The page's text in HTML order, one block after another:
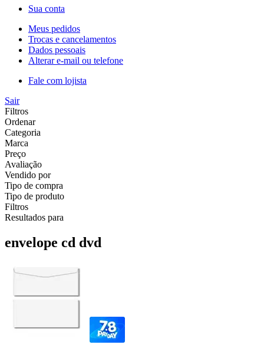
Sua conta
Meus pedidos
Trocas e cancelamentos
Dados pessoais
Alterar e-mail ou telefone
Fale com lojista
Sair
Filtros
Ordenar
Categoria
Marca
Preço
Avaliação
Vendido por
Tipo de compra
Tipo de produto
Filtros
Resultados para
envelope cd dvd